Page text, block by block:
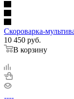
Скороварка-
10 450 руб.
В корзину